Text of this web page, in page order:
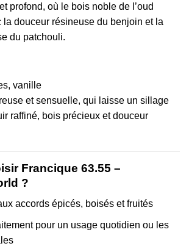
profond, où le bois noble de l’oud
la douceur résineuse du benjoin et la
du patchouli.
vanille
et sensuelle, qui laisse un sillage
raffiné, bois précieux et douceur
Francique 63.55 –
?
accords épicés, boisés et fruités
pour un usage quotidien ou les